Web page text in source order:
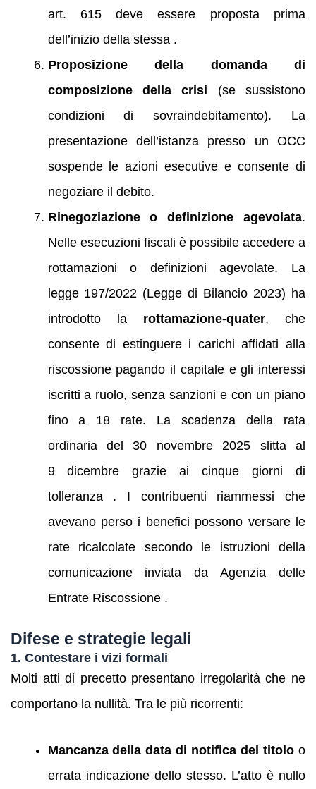
art. 615 deve essere proposta prima
dell’inizio della stessa .
Proposizione della domanda di
composizione della crisi (se sussistono
condizioni di sovraindebitamento). La
presentazione dell’istanza presso un OCC
sospende le azioni esecutive e consente di
negoziare il debito.
Rinegoziazione o definizione agevolata.
Nelle esecuzioni fiscali è possibile accedere a
rottamazioni o definizioni agevolate. La
legge 197/2022 (Legge di Bilancio 2023) ha
introdotto la rottamazione-quater, che
consente di estinguere i carichi affidati alla
riscossione pagando il capitale e gli interessi
iscritti a ruolo, senza sanzioni e con un piano
fino a 18 rate. La scadenza della rata
ordinaria del 30 novembre 2025 slitta al
9 dicembre grazie ai cinque giorni di
tolleranza . I contribuenti riammessi che
avevano perso i benefici possono versare le
rate ricalcolate secondo le istruzioni della
comunicazione inviata da Agenzia delle
Entrate Riscossione .
Difese e strategie legali
1. Contestare i vizi formali
Molti atti di precetto presentano irregolarità che ne
comportano la nullità. Tra le più ricorrenti:
Mancanza della data di notifica del titolo o
errata indicazione dello stesso. L’atto è nullo